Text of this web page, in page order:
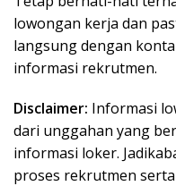
lowongan kerja dan
langsung dengan
informasi rekrutmen.
Disclaimer: Informasi
dari unggahan yang
informasi loker.
proses rekrutmen